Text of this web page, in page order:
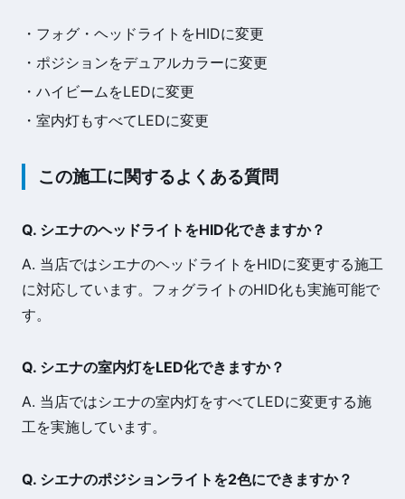
・フォグ・ヘッドライトをHIDに変更
・ポジションをデュアルカラーに変更
・ハイビームをLEDに変更
・室内灯もすべてLEDに変更
この施工に関するよくある質問
Q. シエナのヘッドライトをHID化できますか？
A. 当店ではシエナのヘッドライトをHIDに変更する施工
に対応しています。フォグライトのHID化も実施可能で
す。
Q. シエナの室内灯をLED化できますか？
A. 当店ではシエナの室内灯をすべてLEDに変更する施
工を実施しています。
Q. シエナのポジションライトを2色にできますか？